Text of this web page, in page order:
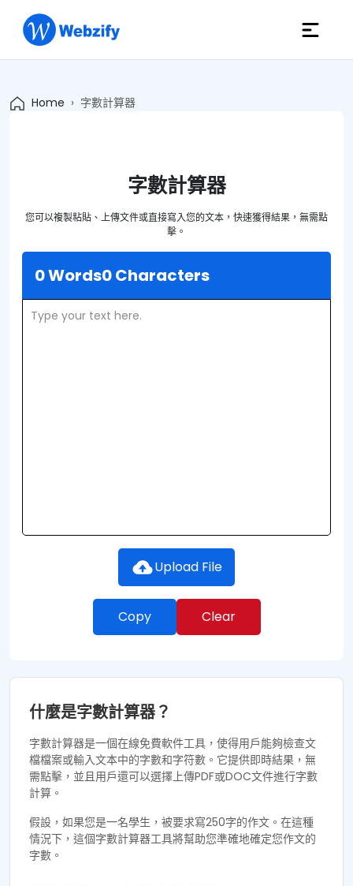
Home 字數計算器
字數計算器
您可以複製粘貼、上傳文件或直接寫入您的文本，快速獲得結果，無需點
擊。
0 Words0 Characters
Upload File
Copy Clear
什麼是字數計算器？
字數計算器是一個在線免費軟件工具，使得用戶能夠檢查文
檔檔案或輸入文本中的字數和字符數。它提供即時結果，無
需點擊，並且用戶還可以選擇上傳PDF或DOC文件進行字數
計算。
假設，如果您是一名學生，被要求寫250字的作文。在這種
情況下，這個字數計算器工具將幫助您準確地確定您作文的
字數。